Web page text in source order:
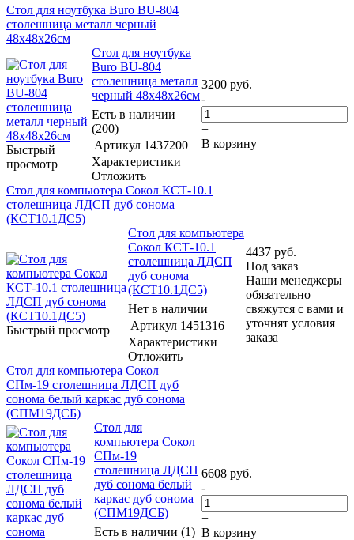
Стол для ноутбука Buro BU-804
столешница металл черный
48x48x26см
Быстрый
просмотр
Стол для ноутбука
Buro BU-804
столешница металл
черный 48x48x26см
Есть в наличии
(200)
Артикул 1437200
Характеристики
Отложить
3200 руб.
-
+
В корзину
Стол для компьютера Сокол КСТ-10.1
столешница ЛДСП дуб сонома
(КСТ10.1ДС5)
Быстрый просмотр
Стол для компьютера
Сокол КСТ-10.1
столешница ЛДСП
дуб сонома
(КСТ10.1ДС5)
Нет в наличии
Артикул 1451316
Характеристики
Отложить
4437 руб.
Под заказ
Наши менеджеры
обязательно
свяжутся с вами и
уточнят условия
заказа
Стол для компьютера Сокол
СПм-19 столешница ЛДСП дуб
сонома белый каркас дуб сонома
(СПМ19ДСБ)
Стол для
компьютера Сокол
СПм-19
столешница ЛДСП
дуб сонома белый
каркас дуб сонома
(СПМ19ДСБ)
Есть в наличии (1)
6608 руб.
-
+
В корзину